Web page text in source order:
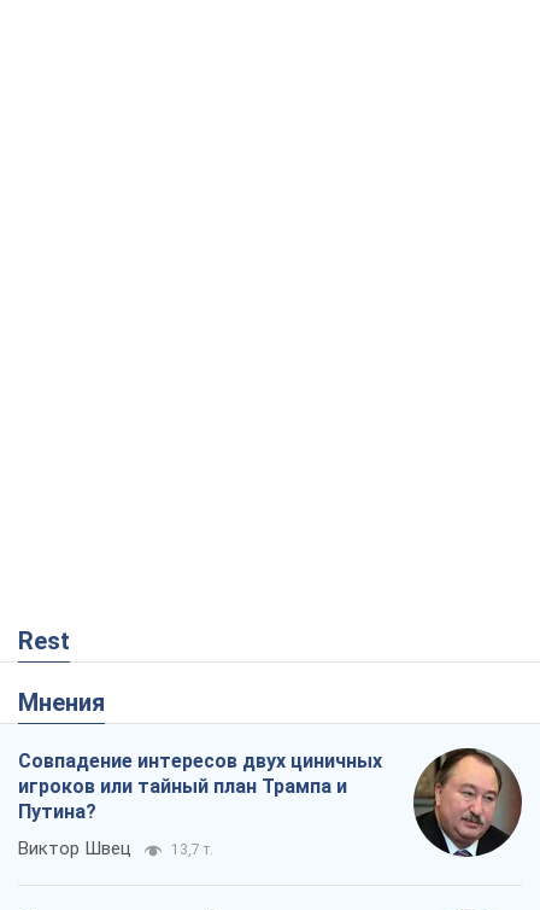
Rest
Мнения
Совпадение интересов двух циничных
игроков или тайный план Трампа и
Путина?
Виктор Швец 13,7 т.